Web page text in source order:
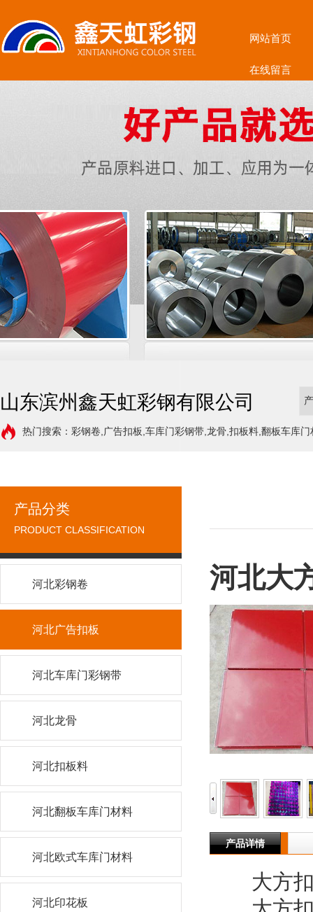
网站首页
在线留言
山东滨州鑫天虹彩钢有限公司
热门搜索：彩钢卷,广告扣板,车库门彩钢带,龙骨,扣板料,翻板车库
河北大
产品详情
大方扣
产品分类
PRODUCT CLASSIFICATION
河北彩钢卷
河北广告扣板
河北车库门彩钢带
河北龙骨
河北扣板料
河北翻板车库门材料
河北欧式车库门材料
河北印花板